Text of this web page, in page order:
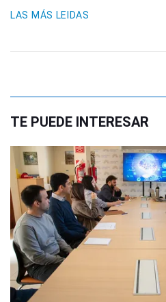
LAS MÁS LEIDAS
TE PUEDE INTERESAR